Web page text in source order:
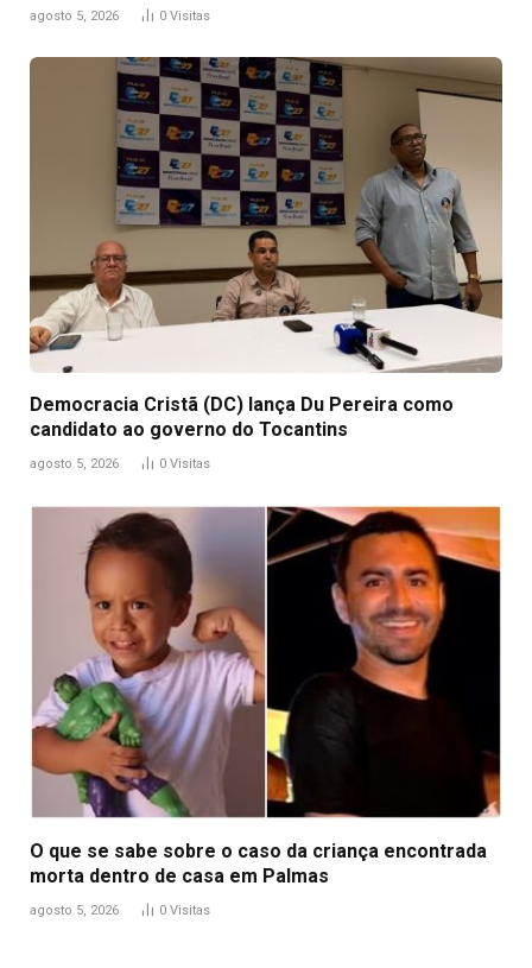
agosto 5, 2026 0 Visitas
Democracia Cristã (DC) lança Du Pereira como
candidato ao governo do Tocantins
agosto 5, 2026 0 Visitas
O que se sabe sobre o caso da criança encontrada
morta dentro de casa em Palmas
agosto 5, 2026 0 Visitas